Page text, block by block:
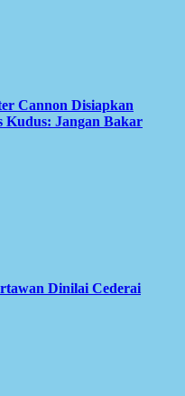
Cannon Disiapkan
Kudus: Jangan Bakar
Dinilai Cederai